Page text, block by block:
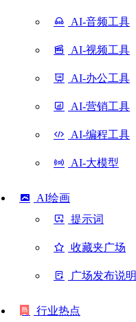
AI-音频工具
AI-视频工具
AI-办公工具
AI-营销工具
AI-编程工具
AI-大模型
AI绘画
提示词
收藏夹广场
广场发布说明
行业热点